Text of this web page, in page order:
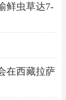
鲜虫草达7-
在西藏拉萨